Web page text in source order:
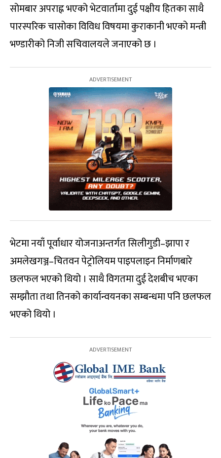
सोमबार अपराह्न भएको भेटवार्तामा दुई पक्षीय हितका साथै
पारस्परिक चासोका विविध विषयमा कुराकानी भएको मन्त्री
भण्डारीको निजी सचिवालयले जनाएको छ ।
भेटमा नयाँ पूर्वाधार योजनाअन्तर्गत सिलीगुडी–झापा र
अमलेखगञ्ज–चितवन पेट्रोलियम पाइपलाइन निर्माणबारे
छलफल भएको थियो । साथै विगतमा दुई देशबीच भएका
सम्झौता तथा तिनको कार्यान्वयनका सम्बन्धमा पनि छलफल
भएको थियो ।